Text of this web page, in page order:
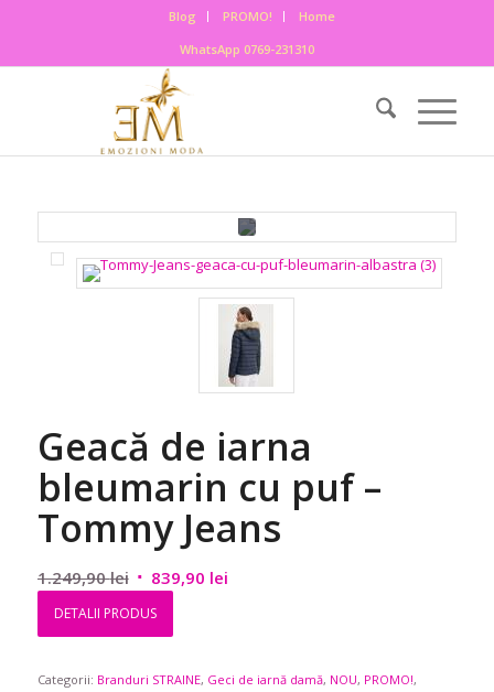
Blog PROMO!
Home
WhatsApp 0769-231310
Geacă de iarna
bleumarin cu puf –
Tommy Jeans
1.249,90lei Prețul
inițial
1.249,90 lei.
839,90 leiPrețul
DETALII PRODUS
Categorii: Branduri STRAINE, Geci de iarnă damă, NOU, PROMO!,